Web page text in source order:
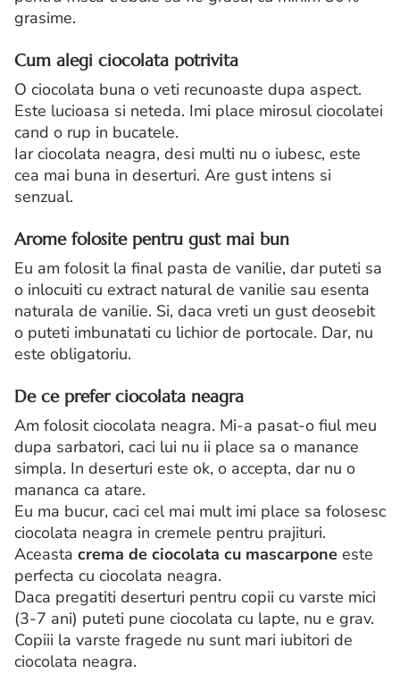
grasime.
Cum alegi ciocolata potrivita
O ciocolata buna o veti recunoaste dupa aspect.
Este lucioasa si neteda. Imi place mirosul ciocolatei
cand o rup in bucatele.
Iar ciocolata neagra, desi multi nu o iubesc, este
cea mai buna in deserturi. Are gust intens si
senzual.
Arome folosite pentru gust mai bun
Eu am folosit la final pasta de vanilie, dar puteti sa
o inlocuiti cu extract natural de vanilie sau esenta
naturala de vanilie. Si, daca vreti un gust deosebit
o puteti imbunatati cu lichior de portocale. Dar, nu
este obligatoriu.
De ce prefer ciocolata neagra
Am folosit ciocolata neagra. Mi-a pasat-o fiul meu
dupa sarbatori, caci lui nu ii place sa o manance
simpla. In deserturi este ok, o accepta, dar nu o
mananca ca atare.
Eu ma bucur, caci cel mai mult imi place sa folosesc
ciocolata neagra in cremele pentru prajituri.
Aceasta crema de ciocolata cu mascarpone este
perfecta cu ciocolata neagra.
Daca pregatiti deserturi pentru copii cu varste mici
(3-7 ani) puteti pune ciocolata cu lapte, nu e grav.
Copiii la varste fragede nu sunt mari iubitori de
ciocolata neagra.